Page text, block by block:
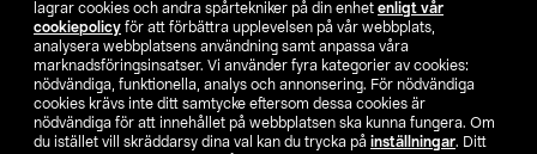
lagrar cookies och andra spårtekniker på din enhet enligt vår
cookiepolicy för att förbättra upplevelsen på vår webbplats,
analysera webbplatsens användning samt anpassa våra
marknadsföringsinsatser. Vi använder fyra kategorier av cookies:
nödvändiga, funktionella, analys och annonsering. För nödvändiga
cookies krävs inte ditt samtycke eftersom dessa cookies är
nödvändiga för att innehållet på webbplatsen ska kunna fungera. Om
du istället vill skräddarsy dina val kan du trycka på inställningar. Ditt
SE NO FI